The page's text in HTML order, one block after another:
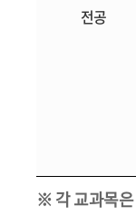
전공
※ 각 교과목